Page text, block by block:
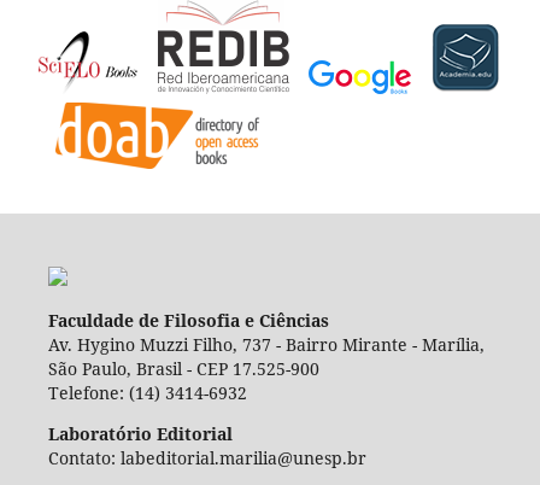
Faculdade de Filosofia e Ciências
Av. Hygino Muzzi Filho, 737 - Bairro Mirante - Marília,
São Paulo, Brasil - CEP 17.525-900
Telefone: (14) 3414-6932
Laboratório Editorial
Contato: labeditorial.marilia@unesp.br